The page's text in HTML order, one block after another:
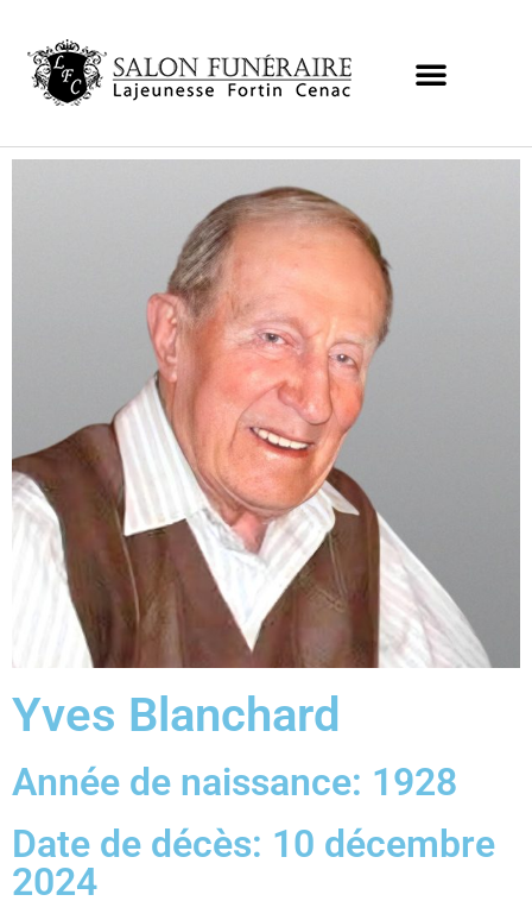
Yves Blanchard
Année de naissance: 1928
Date de décès: 10 décembre
2024